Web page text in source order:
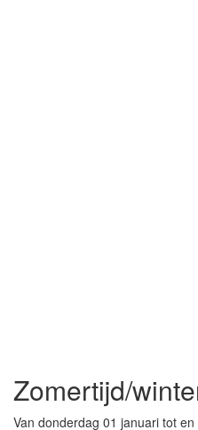
Zomertijd/
Van donderdag 01 januari tot